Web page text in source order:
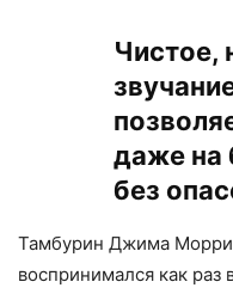
Чистое,
даже на
без
Тамбурин Джима
воспринимался как